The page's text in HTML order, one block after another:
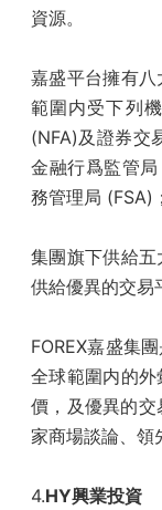
資源。
嘉盛平台擁有
範圍内受下列
(NFA)及證券交
金融行爲監管
務管理局 (FSA)
集團旗下供給
供給優異的交易
FOREX嘉盛集
全球範圍内的
價，及優異的交
家商場談論、領
4.HY興業投資